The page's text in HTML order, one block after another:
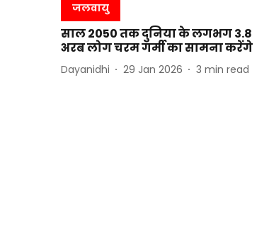
जलवायु
साल 2050 तक दुनिया के लगभग 3.8
अरब लोग चरम गर्मी का सामना करेंगे
Dayanidhi 29 Jan 2026 3 min read